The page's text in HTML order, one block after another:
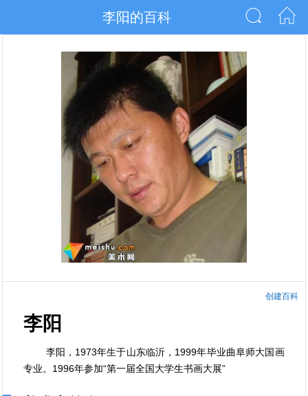
李阳的百科
创建百科
李阳
李阳，1973年生于山东临沂，1999年毕业曲阜师大国画
专业。1996年参加“第一届全国大学生书画大展”